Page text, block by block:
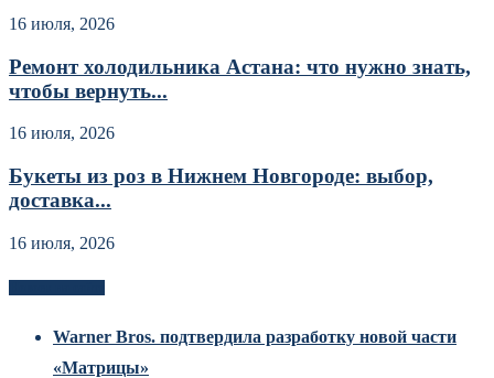
16 июля, 2026
Ремонт холодильника Астана: что нужно знать,
чтобы вернуть...
16 июля, 2026
Букеты из роз в Нижнем Новгороде: выбор,
доставка...
16 июля, 2026
Warner Bros. подтвердила разработку новой части
«Матрицы»